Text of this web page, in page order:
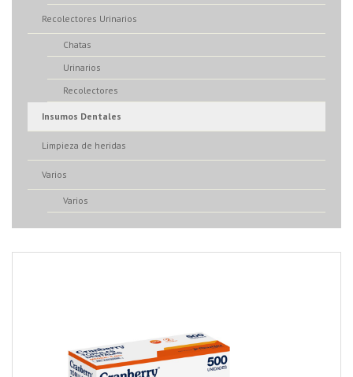
Recolectores Urinarios
Chatas
Urinarios
Recolectores
Insumos Dentales
Limpieza de heridas
Varios
Varios